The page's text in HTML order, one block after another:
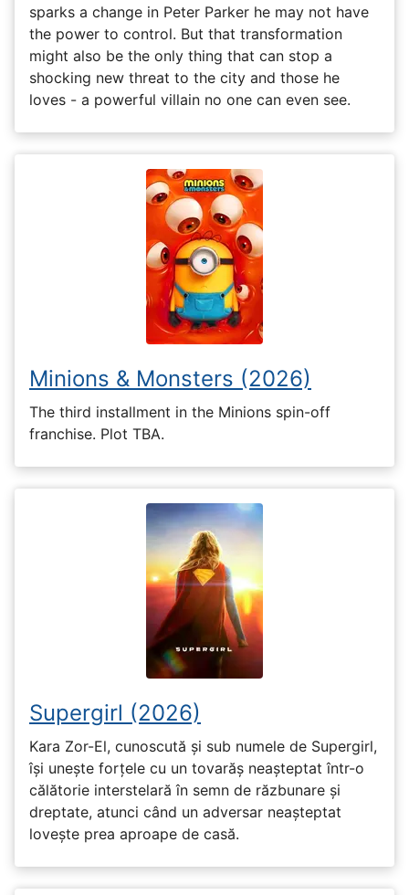
sparks a change in Peter Parker he may not have
the power to control. But that transformation
might also be the only thing that can stop a
shocking new threat to the city and those he
loves - a powerful villain no one can even see.
Minions & Monsters (2026)
The third installment in the Minions spin-off
franchise. Plot TBA.
Supergirl (2026)
Kara Zor-El, cunoscută și sub numele de Supergirl,
își unește forțele cu un tovarăș neașteptat într-o
călătorie interstelară în semn de răzbunare și
dreptate, atunci când un adversar neașteptat
lovește prea aproape de casă.